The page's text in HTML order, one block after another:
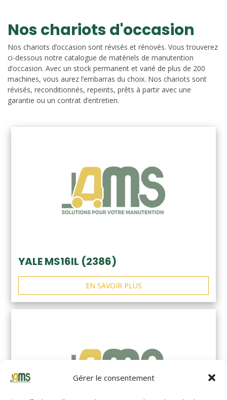
Gérer le consentement
Nos chariots d'occasion
Nos chariots d’occasion sont révisés et rénovés. Vous trouverez
ci-dessous notre catalogue de matériels de manutention
d’occasion. Avec un stock permanent et varié de plus de 200
machines, vous aurez l’embarras du choix. Nos chariots sont
révisés, reconditionnés, repeints, prêts à partir avec une
garantie ou un contrat d’entretien.
YALE MS16IL (2386)
EN SAVOIR PLUS